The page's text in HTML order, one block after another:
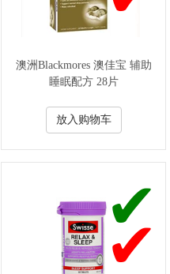
澳洲Blackmores 澳佳宝 辅助
睡眠配方 28片
放入购物车